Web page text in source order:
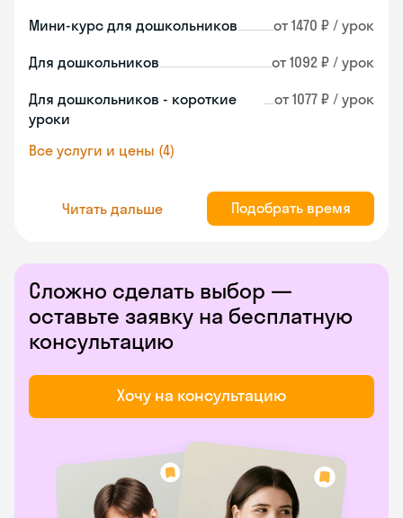
Мини-курс для дошкольников от 1470 ₽ / урок
Для дошкольников от 1092 ₽ / урок
Для дошкольников - короткие
уроки
от 1077 ₽ / урок
Все услуги и цены (4)
Читать дальше Подобрать время
Сложно сделать выбор —
оставьте заявку на бесплатную
консультацию
Хочу на консультацию